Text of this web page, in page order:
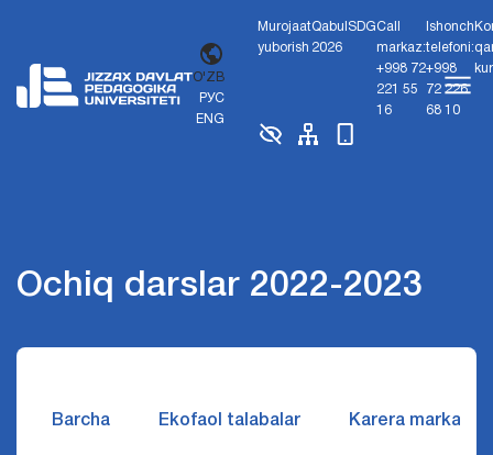
O'ZB
РУС
ENG
Murojaat
yuborish
Qabul
2026
SDGCall
markaz:
+998 72
221 55
16
Ishonch
telefoni:
+998
72 226
68 10
Ochiq darslar 2022-2023
Barcha Ekofaol talabalar Karera markazi